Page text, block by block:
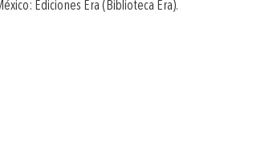
Ediciones Era (Biblioteca Era).